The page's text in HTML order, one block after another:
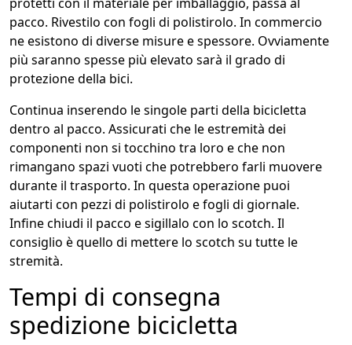
pacco. Rivestilo con fogli di polistirolo. In commercio
ne esistono di diverse misure e spessore. Ovviamente
più saranno spesse più elevato sarà il grado di
protezione della bici.
Continua inserendo le singole parti della bicicletta
dentro al pacco. Assicurati che le estremità dei
componenti non si tocchino tra loro e che non
rimangano spazi vuoti che potrebbero farli muovere
durante il trasporto. In questa operazione puoi
aiutarti con pezzi di polistirolo e fogli di giornale.
Infine chiudi il pacco e sigillalo con lo scotch. Il
consiglio è quello di mettere lo scotch su tutte le
stremità.
Tempi di consegna
spedizione bicicletta